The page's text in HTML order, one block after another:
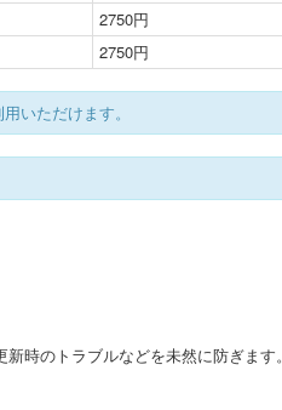
2750円
2750円
いただけます。
時のトラブルなどを未然に防ぎます。